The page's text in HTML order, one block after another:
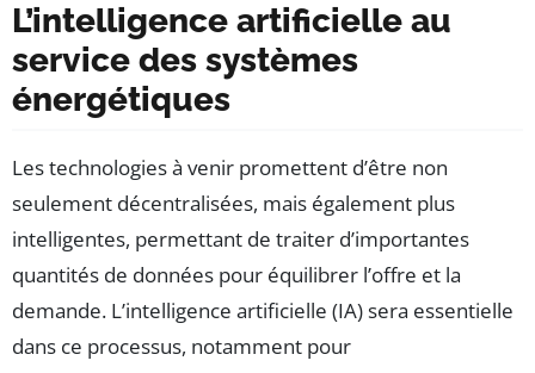
L’intelligence artificielle au
service des systèmes
énergétiques
Les technologies à venir promettent d’être non
seulement décentralisées, mais également plus
intelligentes, permettant de traiter d’importantes
quantités de données pour équilibrer l’offre et la
demande. L’intelligence artificielle (IA) sera essentielle
dans ce processus, notamment pour